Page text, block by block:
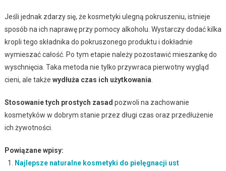
Jeśli jednak zdarzy się, że kosmetyki ulegną pokruszeniu, istnieje
sposób na ich naprawę przy pomocy alkoholu. Wystarczy dodać kilka
kropli tego składnika do pokruszonego produktu i dokładnie
wymieszać całość. Po tym etapie należy pozostawić mieszankę do
wyschnięcia. Taka metoda nie tylko przywraca pierwotny wygląd
cieni, ale także wydłuża czas ich użytkowania
Stosowanie tych prostych zasad pozwoli na zachowanie
kosmetyków w dobrym stanie przez długi czas oraz przedłużenie
ich żywotności.
Powiązane wpisy:
Najlepsze naturalne kosmetyki do pielęgnacji ust